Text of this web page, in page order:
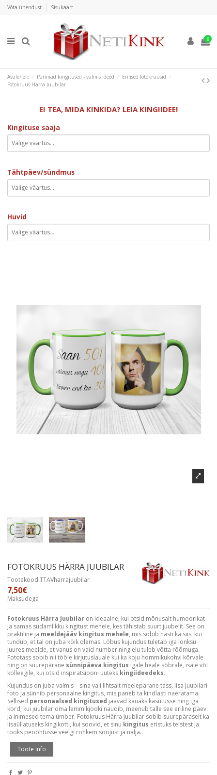
Võta ühendust Sisukaart
0
Avalehele Parimad kingitused - valmis ideed
Erilised fotokruusid
Fotokruus Härra Juubilar
EI TEA, MIDA KINKIDA? LEIA KINGIIDEE!
Kingituse saaja
Tähtpäev/sündmus
Huvid
FOTOKRUUS HÄRRA JUUBILAR
Tootekood TTAVharrajuubilar
7,50€
Maksudega
Fotokruus Härra Juubilar on ideaalne, kui otsid mõnusalt humoorikat
ja samas südamlikku kingitust mehele, kes tähistab suurt juubelit. See on
praktiline ja meeldejääv kingitus mehele, mis sobib hästi ka siis, kui
tundub, et tal on juba kõik olemas. Lõbus kujundus tuletab iga lonksu
juures meelde, et vanus on vaid number ning elu tuleb võtta rõõmuga.
Fototass sobib nii tööle kirjutuslauale kui ka koju hommikukohvi kõrvale
ning on suurepärane sünnipäeva kingitus igale heale sõbrale, isale või
kolleegile, kui otsid inspiratsiooni uuteks kingiideedeks.
Kujundus on juba valmis – sina vali lihtsalt meelepärane tass, lisa juubilari
foto ja sünnib personaalne kingitus, mis paneb ta kindlasti naeratama.
Sellised personaalsed kingitused jäävad kauaks kasutusse ning iga
kord, kui juubilar oma lemmikjooki naudib, meenub talle see eriline päev
ja inimesed tema ümber. Fotokruus Härra Juubilar sobib suurepäraselt ka
lisaüllatuseks kingikotti, kui soovid, et sinu kingitus eristuks teistest ja
tooks peoõhtusse veelgi rohkem soojust ja nalja.
Toote info